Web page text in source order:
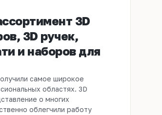
3D
3D ручек,
и наборов для
самое широкое
областях. 3D
о многих
облегчили работу